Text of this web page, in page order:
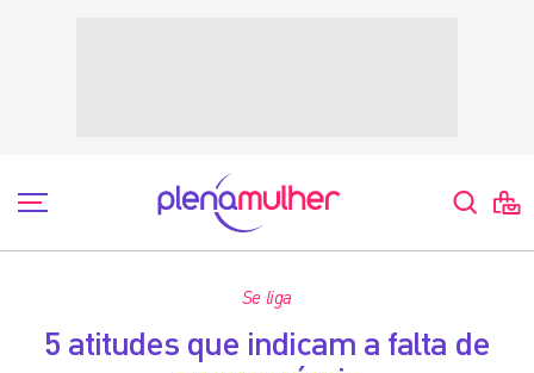
Se liga
5 atitudes que indicam a falta de